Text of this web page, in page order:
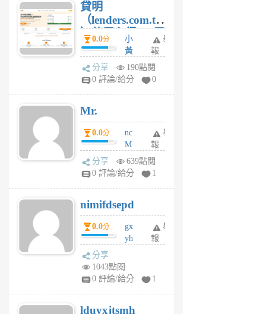
貸明
（lenders.com.tw
）使用心得 — 民
間貸款比較平台
體驗
0.0分
小
黃
蜂
1
舉
報
分享
190點閱
0 評論/給分
0
Mr.
0.0分
nc
M
U
F
U
5
個
月
舉
報
分享
639點閱
0 評論/給分
1
nimifdsepd
0.0分
gx
yh
jl
月
舉
報
分享
1043點閱
0 評論/給分
1
lduyxjtsmh